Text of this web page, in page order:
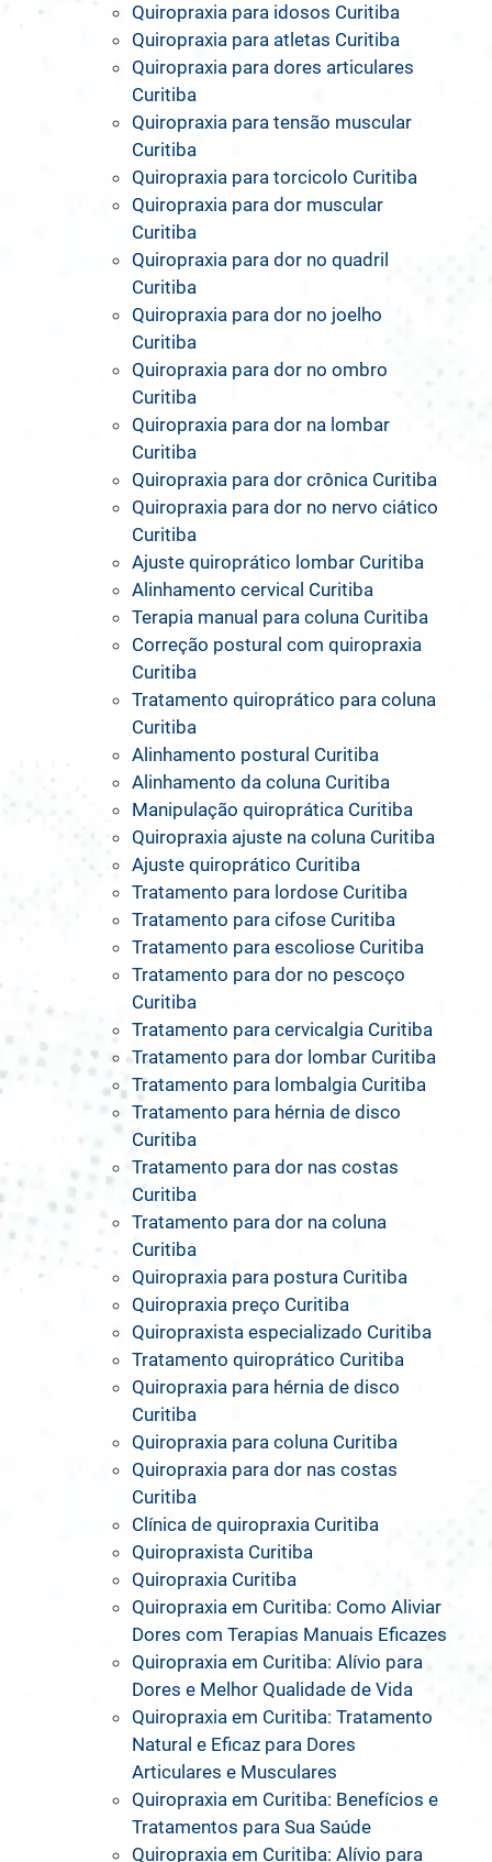
Quiropraxia para idosos Curitiba
Quiropraxia para atletas Curitiba
Quiropraxia para dores articulares
Curitiba
Quiropraxia para tensão muscular
Curitiba
Quiropraxia para torcicolo Curitiba
Quiropraxia para dor muscular
Curitiba
Quiropraxia para dor no quadril
Curitiba
Quiropraxia para dor no joelho
Curitiba
Quiropraxia para dor no ombro
Curitiba
Quiropraxia para dor na lombar
Curitiba
Quiropraxia para dor crônica Curitiba
Quiropraxia para dor no nervo ciático
Curitiba
Ajuste quiroprático lombar Curitiba
Alinhamento cervical Curitiba
Terapia manual para coluna Curitiba
Correção postural com quiropraxia
Curitiba
Tratamento quiroprático para coluna
Curitiba
Alinhamento postural Curitiba
Alinhamento da coluna Curitiba
Manipulação quiroprática Curitiba
Quiropraxia ajuste na coluna Curitiba
Ajuste quiroprático Curitiba
Tratamento para lordose Curitiba
Tratamento para cifose Curitiba
Tratamento para escoliose Curitiba
Tratamento para dor no pescoço
Curitiba
Tratamento para cervicalgia Curitiba
Tratamento para dor lombar Curitiba
Tratamento para lombalgia Curitiba
Tratamento para hérnia de disco
Curitiba
Tratamento para dor nas costas
Curitiba
Tratamento para dor na coluna
Curitiba
Quiropraxia para postura Curitiba
Quiropraxia preço Curitiba
Quiropraxista especializado Curitiba
Tratamento quiroprático Curitiba
Quiropraxia para hérnia de disco
Curitiba
Quiropraxia para coluna Curitiba
Quiropraxia para dor nas costas
Curitiba
Clínica de quiropraxia Curitiba
Quiropraxista Curitiba
Quiropraxia Curitiba
Quiropraxia em Curitiba: Como Aliviar
Dores com Terapias Manuais Eficazes
Quiropraxia em Curitiba: Alívio para
Dores e Melhor Qualidade de Vida
Quiropraxia em Curitiba: Tratamento
Natural e Eficaz para Dores
Articulares e Musculares
Quiropraxia em Curitiba: Benefícios e
Tratamentos para Sua Saúde
Quiropraxia em Curitiba: Alívio para